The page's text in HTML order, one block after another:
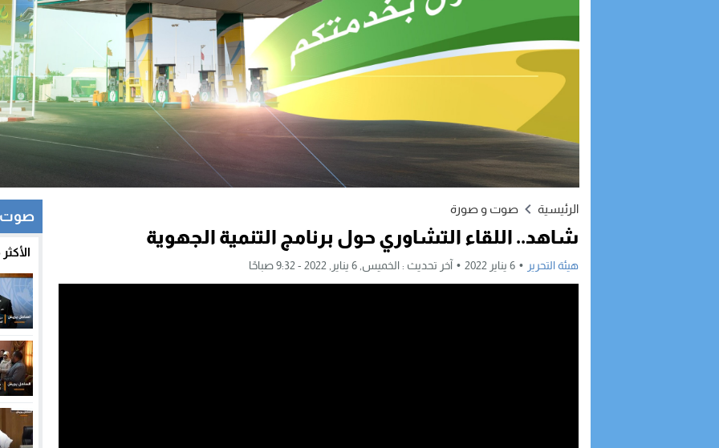
الرئيسية صوت و صورة
شاهد.. اللقاء التشاوري حول برنامج التنمية الجهوية
هيئة التحرير 6 يناير 2022 آخر تحديث : الخميس, 6 يناير, 2022 - 9:32 صباحًا
صوت